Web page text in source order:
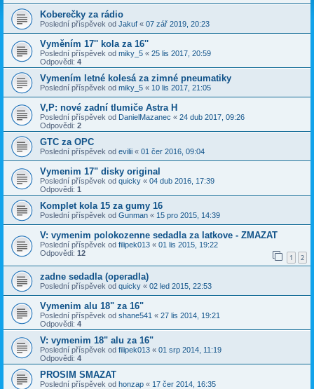
Koberečky za rádio
Poslední příspěvek od Jakuf « 07 zář 2019, 20:23
Vyměním 17'' kola za 16''
Poslední příspěvek od miky_5 « 25 lis 2017, 20:59
Odpovědi: 4
Vymením letné kolesá za zimné pneumatiky
Poslední příspěvek od miky_5 « 10 lis 2017, 21:05
V,P: nové zadní tlumiče Astra H
Poslední příspěvek od DanielMazanec « 24 dub 2017, 09:26
Odpovědi: 2
GTC za OPC
Poslední příspěvek od evilii « 01 čer 2016, 09:04
Vymenim 17" disky original
Poslední příspěvek od quicky « 04 dub 2016, 17:39
Odpovědi: 1
Komplet kola 15 za gumy 16
Poslední příspěvek od Gunman « 15 pro 2015, 14:39
V: vymenim polokozenne sedadla za latkove - ZMAZAT
Poslední příspěvek od filipek013 « 01 lis 2015, 19:22
Odpovědi: 12 1 2
zadne sedadla (operadla)
Poslední příspěvek od quicky « 02 led 2015, 22:53
Vymenim alu 18" za 16"
Poslední příspěvek od shane541 « 27 lis 2014, 19:21
Odpovědi: 4
V: vymenim 18" alu za 16"
Poslední příspěvek od filipek013 « 01 srp 2014, 11:19
Odpovědi: 4
PROSIM SMAZAT
Poslední příspěvek od honzap « 17 čer 2014, 16:35